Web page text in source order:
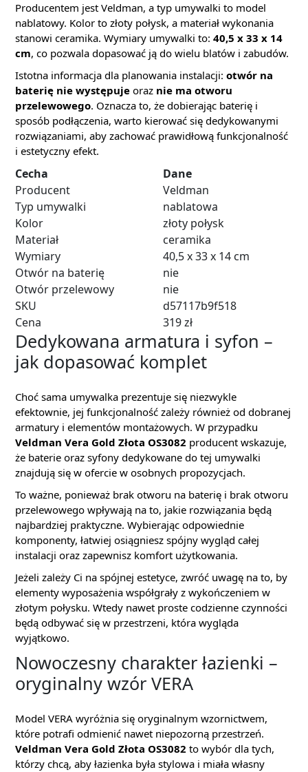
Producentem jest Veldman, a typ umywalki to model
nablatowy. Kolor to złoty połysk, a materiał wykonania
stanowi ceramika. Wymiary umywalki to: 40,5 x 33 x 14
cm, co pozwala dopasować ją do wielu blatów i zabudów.
Istotna informacja dla planowania instalacji: otwór na
baterię nie występuje oraz nie ma otworu
przelewowego. Oznacza to, że dobierając baterię i
sposób podłączenia, warto kierować się dedykowanymi
rozwiązaniami, aby zachować prawidłową funkcjonalność
i estetyczny efekt.
Cecha
Dane
Producent
Veldman
Typ umywalki
nablatowa
Kolor
złoty połysk
Materiał
ceramika
Wymiary
40,5 x 33 x 14 cm
Otwór na baterię
nie
Otwór przelewowy
nie
SKU
d57117b9f518
Cena
319 zł
Dedykowana armatura i syfon –
jak dopasować komplet
Choć sama umywalka prezentuje się niezwykle
efektownie, jej funkcjonalność zależy również od dobranej
armatury i elementów montażowych. W przypadku
Veldman Vera Gold Złota OS3082 producent wskazuje,
że baterie oraz syfony dedykowane do tej umywalki
znajdują się w ofercie w osobnych propozycjach.
To ważne, ponieważ brak otworu na baterię i brak otworu
przelewowego wpływają na to, jakie rozwiązania będą
najbardziej praktyczne. Wybierając odpowiednie
komponenty, łatwiej osiągniesz spójny wygląd całej
instalacji oraz zapewnisz komfort użytkowania.
Jeżeli zależy Ci na spójnej estetyce, zwróć uwagę na to, by
elementy wyposażenia współgrały z wykończeniem w
złotym połysku. Wtedy nawet proste codzienne czynności
będą odbywać się w przestrzeni, która wygląda
wyjątkowo.
Nowoczesny charakter łazienki –
oryginalny wzór VERA
Model VERA wyróżnia się oryginalnym wzornictwem,
które potrafi odmienić nawet niepozorną przestrzeń.
Veldman Vera Gold Złota OS3082 to wybór dla tych,
którzy chcą, aby łazienka była stylowa i miała własny